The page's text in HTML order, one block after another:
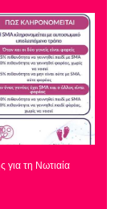
τη Νωτιαία